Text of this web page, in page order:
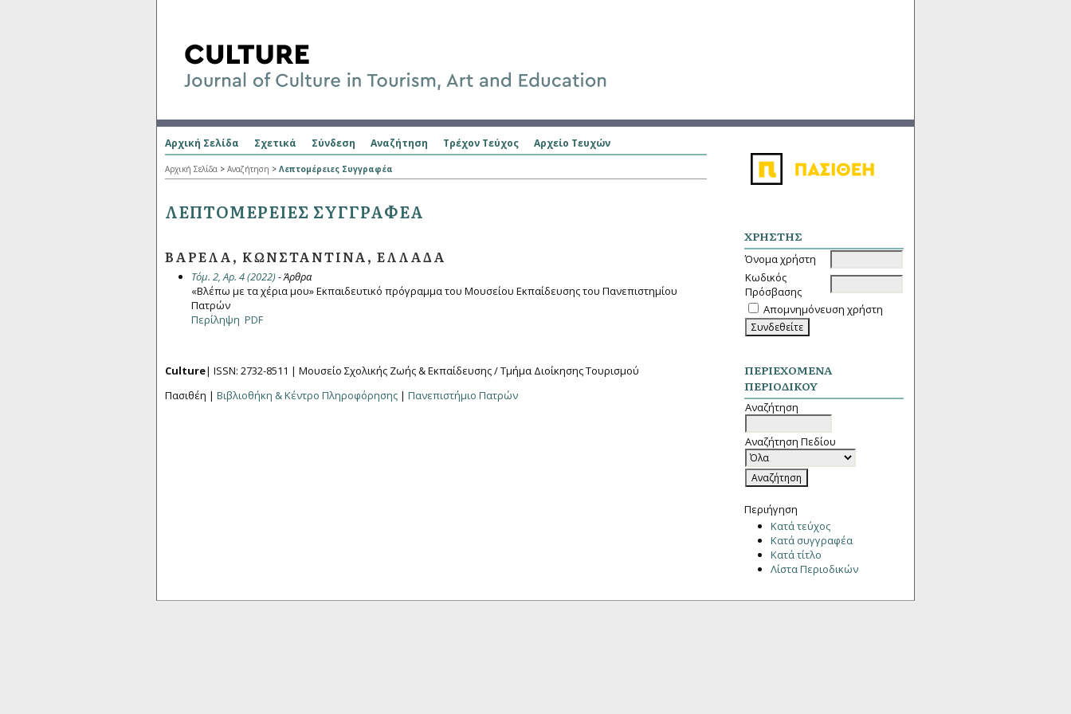
ΧΡΉΣΤΗΣ
Όνομα χρήστη
Κωδικός
Πρόσβασης
Απομνημόνευση χρήστη
ΠΕΡΙΕΧΌΜΕΝΑ
ΠΕΡΙΟΔΙΚΟΎ
Αναζήτηση
Αναζήτηση Πεδίου
Περιήγηση
Κατά τεύχος
Κατά συγγραφέα
Κατά τίτλο
Λίστα Περιοδικών
Αρχική Σελίδα Σχετικά Σύνδεση Αναζήτηση Τρέχον Τεύχος Αρχείο Τευχών
Αρχική Σελίδα > Αναζήτηση > Λεπτομέρειες Συγγραφέα
ΛΕΠΤΟΜΈΡΕΙΕΣ ΣΥΓΓΡΑΦΈΑ
ΒΑΡΕΛΆ, ΚΩΝΣΤΑΝΤΊΝΑ, ΕΛΛΆΔΑ
Τόμ. 2, Αρ. 4 (2022)- Άρθρα
«Βλέπω με τα χέρια μου» Εκπαιδευτικό πρόγραμμα του Μουσείου Εκπαίδευσης του Πανεπιστημίου
Πατρών
Περίληψη PDF
Culture| ISSN: 2732-8511 | Μουσείο Σχολικής Ζωής & Εκπαίδευσης / Τμήμα Διοίκησης Τουρισμού
Πασιθέη | Βιβλιοθήκη & Κέντρο Πληροφόρησης | Πανεπιστήμιο Πατρών